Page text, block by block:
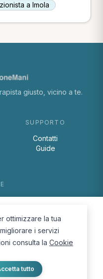
a Imola
giusto, vicino a te.
SUPPORTO
Contatti
Guide
ottimizzare la tua
i servizi
consulta la Cookie
tutto